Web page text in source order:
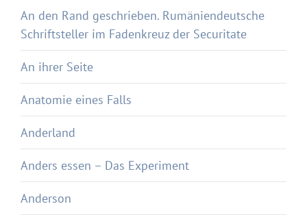
An den Rand geschrieben. Rumäniendeutsche
Schriftsteller im Fadenkreuz der Securitate
An ihrer Seite
Anatomie eines Falls
Anderland
Anders essen – Das Experiment
Anderson